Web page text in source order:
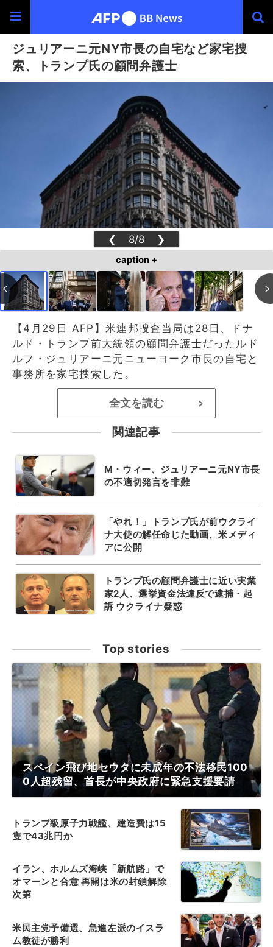
ジュリアーニ元NY市長の自宅など家宅捜
索、トランプ氏の顧問弁護士
❮ 8/8 ❯
caption +
【4月29日 AFP】米連邦捜査当局は28日、ドナ
ルド・トランプ前大統領の顧問弁護士だったルド
ルフ・ジュリアーニ元ニューヨーク市長の自宅と
事務所を家宅捜索した。
全文を読む >
関連記事
M・ウィー、ジュリアーニ元NY市長
の不適切発言を非難
「やれ！」トランプ氏が前ウクライ
ナ大使の解任命じた動画、米メディ
アに公開
トランプ氏の顧問弁護士に近い実業
家2人、選挙資金法違反で逮捕・起
訴 ウクライナ疑惑
Top stories
スペイン飛び地セウタに未成年の不法移民100
0人超残留、首長が中央政府に緊急支援要請
トランプ級原子力戦艦、建造費は15
隻で43兆円か
イラン、ホルムズ海峡「新航路」で
オマーンと合意 再開は米の封鎖解除
次第
米民主党予備選、急進左派のイスラ
ム教徒が勝利